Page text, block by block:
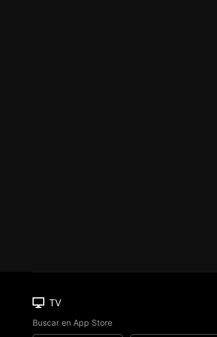
TV
Buscar en App Store